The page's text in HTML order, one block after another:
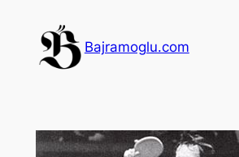
sadržaj
Bajramoglu.com